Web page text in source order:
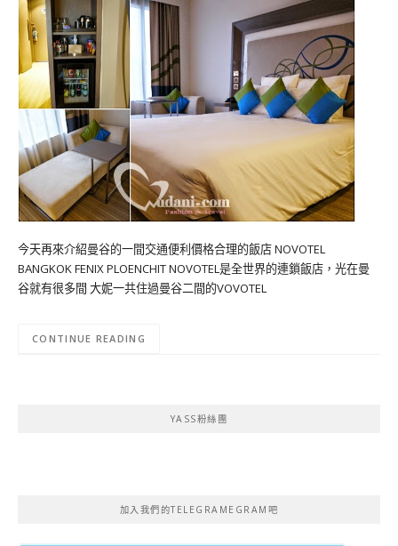
今天再來介紹曼谷的一間交通便利價格合理的飯店 NOVOTEL
BANGKOK FENIX PLOENCHIT NOVOTEL是全世界的連鎖飯店，光在曼
谷就有很多間 大妮一共住過曼谷二間的VOVOTEL
CONTINUE READING
YASS粉絲團
加入我們的TELEGRAMEGRAM吧